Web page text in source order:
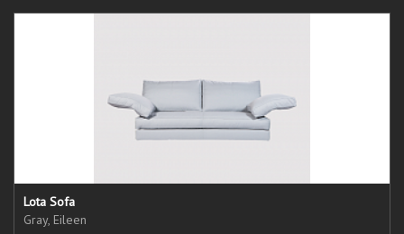
Lota Sofa
Gray, Eileen